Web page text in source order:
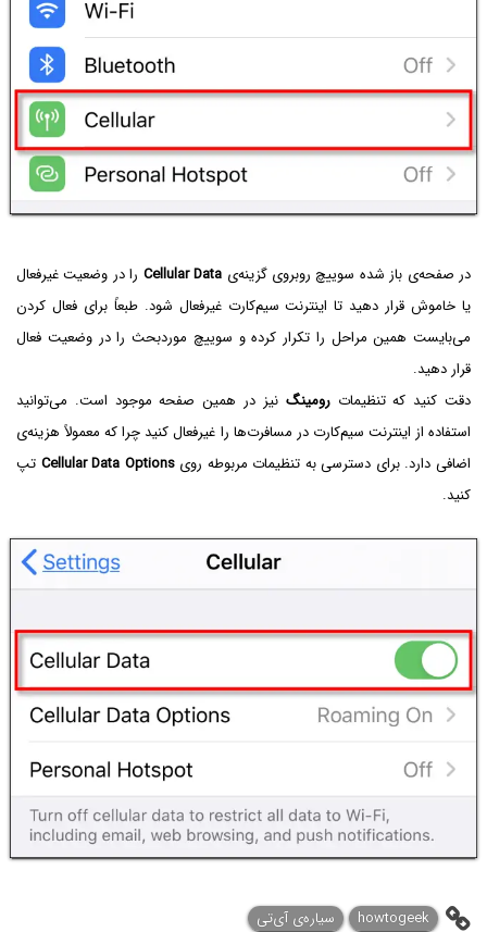
در صفحه‌ی باز شده سوییچ روبروی گزینه‌ی Cellular Data را در وضعیت غیرفعال
یا خاموش قرار دهید تا اینترنت سیم‌کارت غیرفعال شود. طبعاً برای فعال کردن
می‌بایست همین مراحل را تکرار کرده و سوییچ موردبحث را در وضعیت فعال
قرار دهید.
دقت کنید که تنظیماترومینگ نیز در همین صفحه موجود است. می‌توانید
استفاده از اینترنت سیم‌کارت در مسافرت‌ها را غیرفعال کنید چرا که معمولاً هزینه‌ی
اضافی دارد. برای دسترسی به تنظیمات مربوطه رویCellular Data Options تپ
کنید.
howtogeek سیاره‌ی آی‌تی